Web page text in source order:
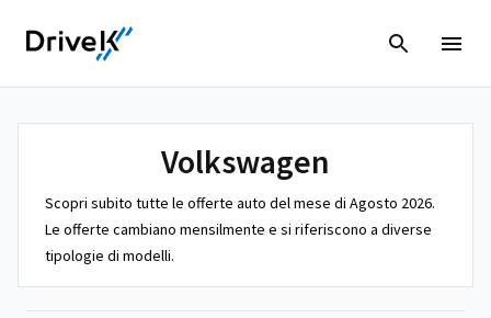
Volkswagen
Scopri subito tutte le offerte auto del mese di Agosto 2026.
Le offerte cambiano mensilmente e si riferiscono a diverse
tipologie di modelli.